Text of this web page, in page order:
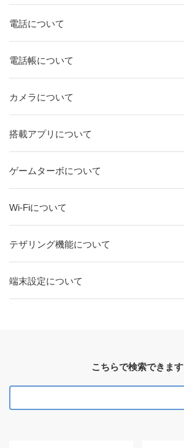
電話について
電話帳について
カメラについて
搭載アプリについて
ゲームターボについて
Wi-Fiについて
テザリング機能について
端末設定について
こちらで検索できます